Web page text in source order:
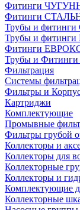
Фитинги
Фитинги
Трубы и
Трубы и
Фитинги
Трубы и
Фильтрация
Системы
Фильтры и
Картриджи
Комплектующие
Промывные
Фильтры грубой
Коллекторы и
Коллекторы для
Коллекторные
Коллекторы и
Комплектующие
Коллекторные